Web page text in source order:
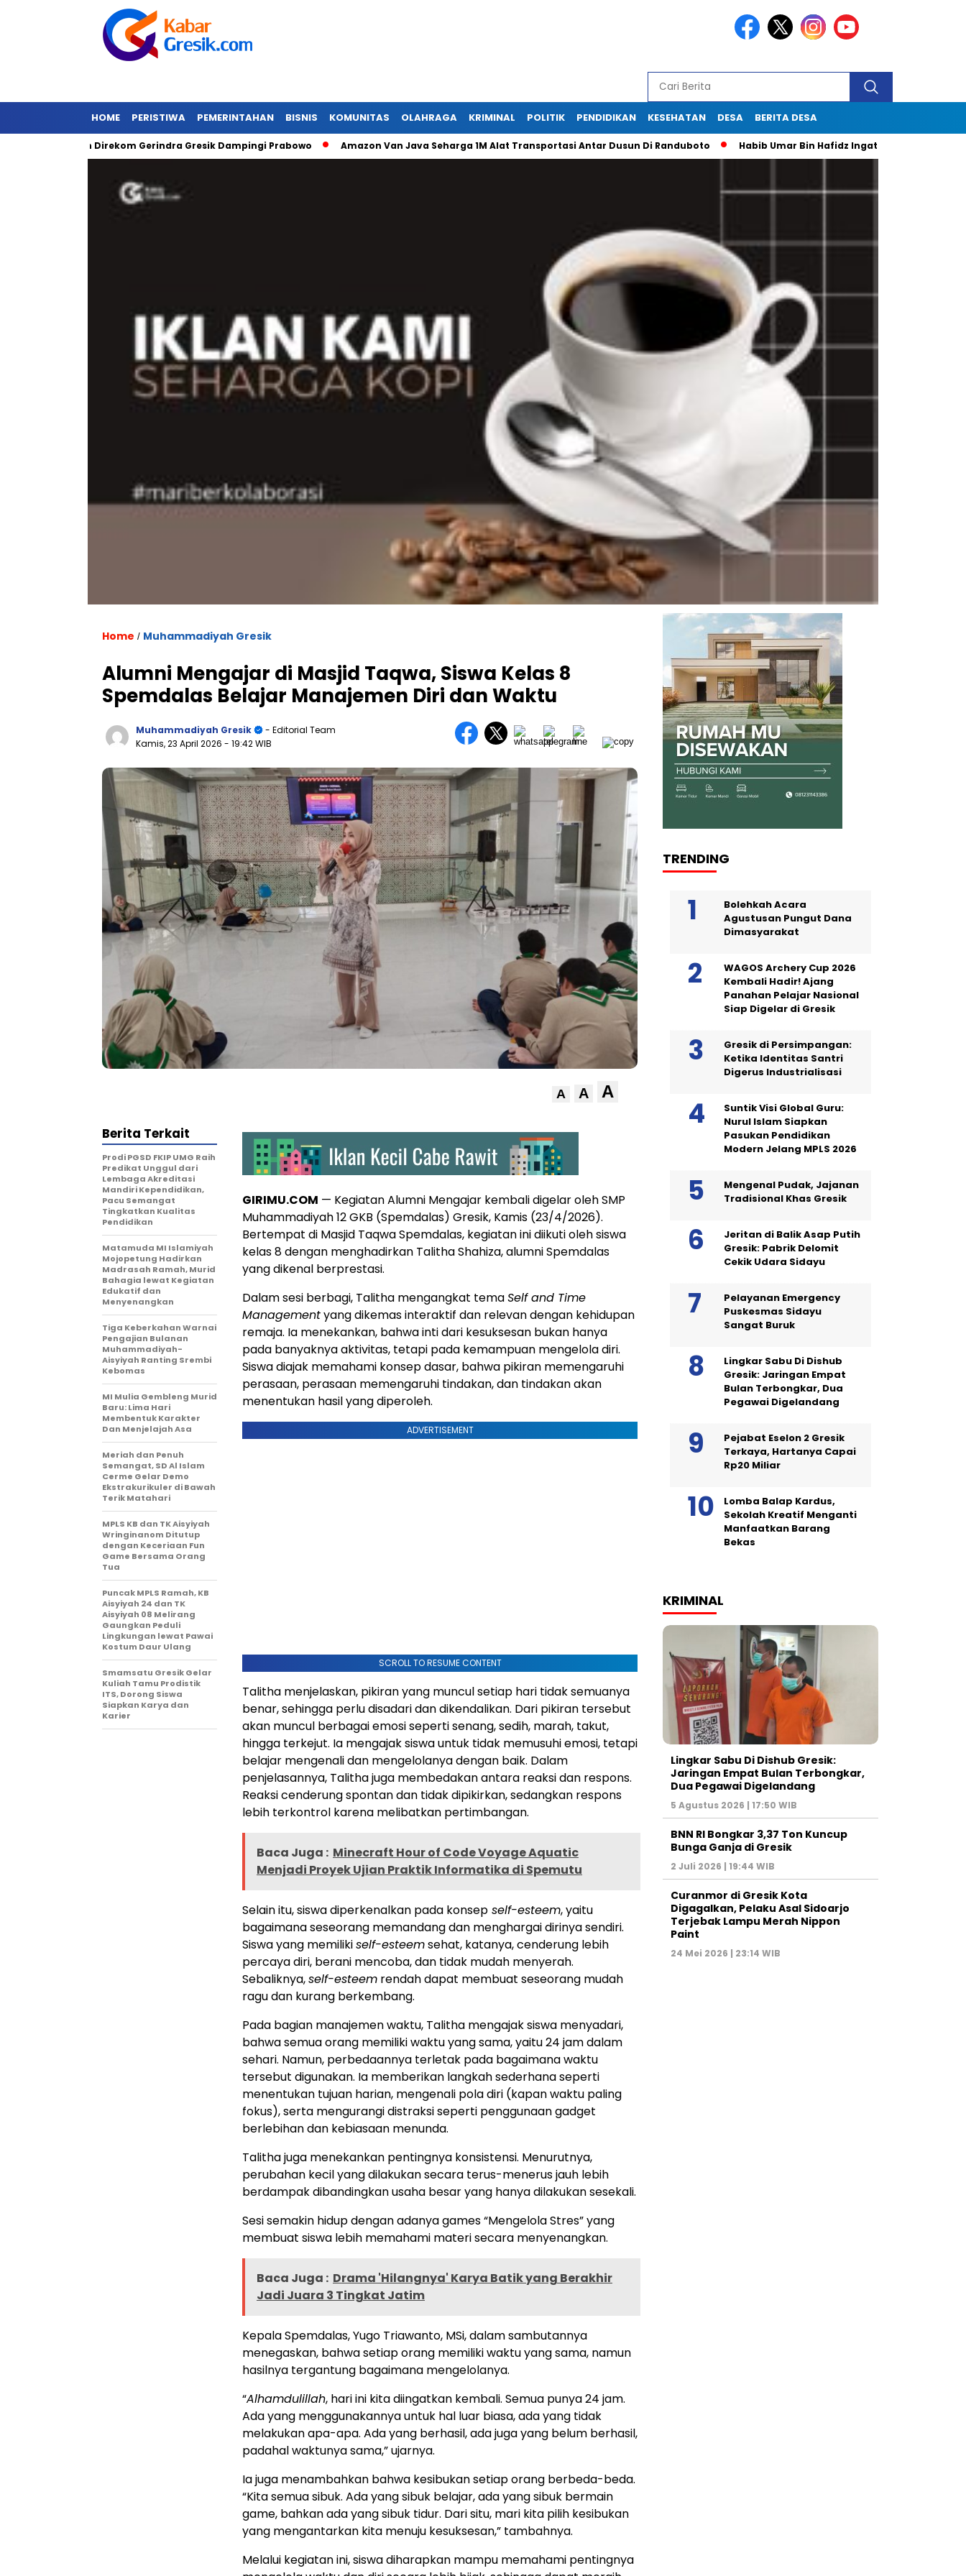
HOME PERISTIWA PEMERINTAHAN BISNIS KOMUNITAS OLAHRAGA KRIMINAL POLITIK PENDIDIKAN KESEHATAN DESA BERITA DESA
Gibran Direkom Gerindra Gresik Dampingi Prabowo Amazon Van Java Seharga 1M Alat Transportasi Antar Dusun Di Randuboto Habib Umar Bin Hafidz Ingatkan Warga Gresik Untuk
Home / Muhammadiyah Gresik
Alumni Mengajar di Masjid Taqwa, Siswa Kelas 8
Spemdalas Belajar Manajemen Diri dan Waktu
Muhammadiyah Gresik
- Editorial Team
Kamis, 23 April 2026 - 19:42 WIB
A A A
GIRIMU.COM — Kegiatan Alumni Mengajar kembali digelar oleh SMP
Muhammadiyah 12 GKB (Spemdalas) Gresik, Kamis (23/4/2026).
Bertempat di Masjid Taqwa Spemdalas, kegiatan ini diikuti oleh siswa
kelas 8 dengan menghadirkan Talitha Shahiza, alumni Spemdalas
yang dikenal berprestasi.
Dalam sesi berbagi, Talitha mengangkat temaSelf and Time
Managementyang dikemas interaktif dan relevan dengan kehidupan
remaja. Ia menekankan, bahwa inti dari kesuksesan bukan hanya
pada banyaknya aktivitas, tetapi pada kemampuan mengelola diri.
Siswa diajak memahami konsep dasar, bahwa pikiran memengaruhi
perasaan, perasaan memengaruhi tindakan, dan tindakan akan
menentukan hasil yang diperoleh.
ADVERTISEMENT
SCROLL TO RESUME CONTENT
Talitha menjelaskan, pikiran yang muncul setiap hari tidak semuanya
benar, sehingga perlu disadari dan dikendalikan. Dari pikiran tersebut
akan muncul berbagai emosi seperti senang, sedih, marah, takut,
hingga terkejut. Ia mengajak siswa untuk tidak memusuhi emosi, tetapi
belajar mengenali dan mengelolanya dengan baik. Dalam
penjelasannya, Talitha juga membedakan antara reaksi dan respons.
Reaksi cenderung spontan dan tidak dipikirkan, sedangkan respons
lebih terkontrol karena melibatkan pertimbangan.
Baca Juga : Minecraft Hour of Code Voyage Aquatic
Menjadi Proyek Ujian Praktik Informatika di Spemutu
Selain itu, siswa diperkenalkan pada konsep self-esteem, yaitu
bagaimana seseorang memandang dan menghargai dirinya sendiri.
Siswa yang memilikiself-esteemsehat, katanya, cenderung lebih
percaya diri, berani mencoba, dan tidak mudah menyerah.
Sebaliknya,self-esteem rendah dapat membuat seseorang mudah
ragu dan kurang berkembang.
Pada bagian manajemen waktu, Talitha mengajak siswa menyadari,
bahwa semua orang memiliki waktu yang sama, yaitu 24 jam dalam
sehari. Namun, perbedaannya terletak pada bagaimana waktu
tersebut digunakan. Ia memberikan langkah sederhana seperti
menentukan tujuan harian, mengenali pola diri (kapan waktu paling
fokus), serta mengurangi distraksi seperti penggunaan gadget
berlebihan dan kebiasaan menunda.
Talitha juga menekankan pentingnya konsistensi. Menurutnya,
perubahan kecil yang dilakukan secara terus-menerus jauh lebih
berdampak dibandingkan usaha besar yang hanya dilakukan sesekali.
Sesi semakin hidup dengan adanya games “Mengelola Stres” yang
membuat siswa lebih memahami materi secara menyenangkan.
Baca Juga : Drama 'Hilangnya' Karya Batik yang Berakhir
Jadi Juara 3 Tingkat Jatim
Kepala Spemdalas, Yugo Triawanto, MSi, dalam sambutannya
menegaskan, bahwa setiap orang memiliki waktu yang sama, namun
hasilnya tergantung bagaimana mengelolanya.
“Alhamdulillah, hari ini kita diingatkan kembali. Semua punya 24 jam.
Ada yang menggunakannya untuk hal luar biasa, ada yang tidak
melakukan apa-apa. Ada yang berhasil, ada juga yang belum berhasil,
padahal waktunya sama,” ujarnya.
Ia juga menambahkan bahwa kesibukan setiap orang berbeda-beda.
“Kita semua sibuk. Ada yang sibuk belajar, ada yang sibuk bermain
game, bahkan ada yang sibuk tidur. Dari situ, mari kita pilih kesibukan
yang mengantarkan kita menuju kesuksesan,” tambahnya.
Melalui kegiatan ini, siswa diharapkan mampu memahami pentingnya
Berita Terkait
Prodi PGSD FKIP UMG Raih
Predikat Unggul dari
Lembaga Akreditasi
Mandiri Kependidikan,
Pacu Semangat
Tingkatkan Kualitas
Pendidikan
Matamuda MI Islamiyah
Mojopetung Hadirkan
Madrasah Ramah, Murid
Bahagia lewat Kegiatan
Edukatif dan
Menyenangkan
Tiga Keberkahan Warnai
Pengajian Bulanan
Muhammadiyah-
Aisyiyah Ranting Srembi
Kebomas
MI Mulia Gembleng Murid
Baru: Lima Hari
Membentuk Karakter
Dan Menjelajah Asa
Meriah dan Penuh
Semangat, SD Al Islam
Cerme Gelar Demo
Ekstrakurikuler di Bawah
Terik Matahari
MPLS KB dan TK Aisyiyah
Wringinanom Ditutup
dengan Keceriaan Fun
Game Bersama Orang
Tua
Puncak MPLS Ramah, KB
Aisyiyah 24 dan TK
Aisyiyah 08 Melirang
Gaungkan Peduli
Lingkungan lewat Pawai
Kostum Daur Ulang
Smamsatu Gresik Gelar
Kuliah Tamu Prodistik
ITS, Dorong Siswa
Siapkan Karya dan
Karier
TRENDING
Bolehkah Acara
Agustusan Pungut Dana
Dimasyarakat
WAGOS Archery Cup 2026
Kembali Hadir! Ajang
Panahan Pelajar Nasional
Siap Digelar di Gresik
Gresik di Persimpangan:
Ketika Identitas Santri
Digerus Industrialisasi
Suntik Visi Global Guru:
Nurul Islam Siapkan
Pasukan Pendidikan
Modern Jelang MPLS 2026
Mengenal Pudak, Jajanan
Tradisional Khas Gresik
Jeritan di Balik Asap Putih
Gresik: Pabrik Delomit
Cekik Udara Sidayu
Pelayanan Emergency
Puskesmas Sidayu
Sangat Buruk
Lingkar Sabu Di Dishub
Gresik: Jaringan Empat
Bulan Terbongkar, Dua
Pegawai Digelandang
Pejabat Eselon 2 Gresik
Terkaya, Hartanya Capai
Rp20 Miliar
Lomba Balap Kardus,
Sekolah Kreatif Menganti
Manfaatkan Barang
Bekas
KRIMINAL
Lingkar Sabu Di Dishub Gresik:
Jaringan Empat Bulan Terbongkar,
Dua Pegawai Digelandang
5 Agustus 2026 | 17:50 WIB
BNN RI Bongkar 3,37 Ton Kuncup
Bunga Ganja di Gresik
2 Juli 2026 | 19:44 WIB
Curanmor di Gresik Kota
Digagalkan, Pelaku Asal Sidoarjo
Terjebak Lampu Merah Nippon
Paint
24 Mei 2026 | 23:14 WIB